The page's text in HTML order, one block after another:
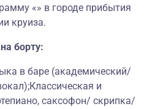
«» в городе прибытия
круиза.
борту:
в баре (академический/
и
саксофон/ скрипка/